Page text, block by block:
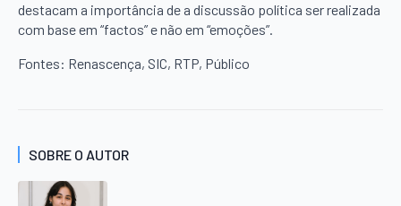
destacam a importância de a discussão política ser realizada
com base em “factos” e não em “emoções”.
Fontes: Renascença, SIC, RTP, Público
SOBRE O AUTOR